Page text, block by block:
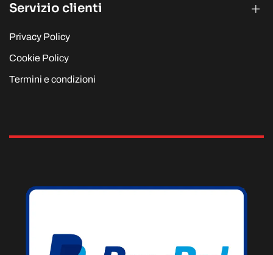
Servizio clienti
Privacy Policy
Cookie Policy
Termini e condizioni